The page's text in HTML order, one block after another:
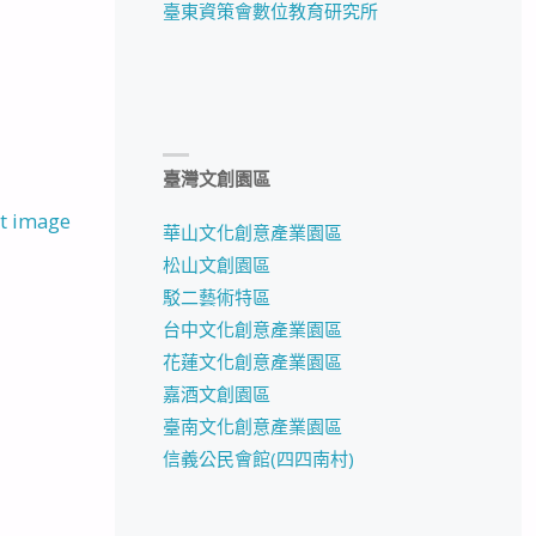
image
臺東資策會數位教育研究所
臺灣文創園區
華山文化創意產業園區
松山文創園區
駁二藝術特區
台中文化創意產業園區
花蓮文化創意產業園區
嘉酒文創園區
臺南文化創意產業園區
信義公民會館(四四南村)